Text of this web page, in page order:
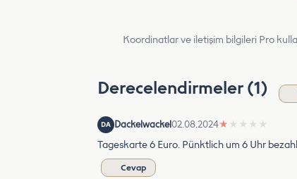
Koordinatlar ve iletişim bilgileri Pro
Derecelendirmeler (1)
DA Dackelwackel02.08.2024★ ★ ★ ★ ★
Tageskarte 6 Euro. Pünktlich um 6 Uhr
Cevap